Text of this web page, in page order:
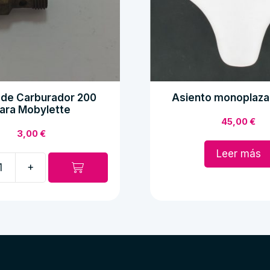
Carburador 200
Mobylette
3,00€
+
Asiento
45,00€
Leer más